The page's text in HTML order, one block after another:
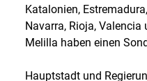
Katalonien,
Navarra, Rioja,
Melilla haben einen
Hauptstadt und